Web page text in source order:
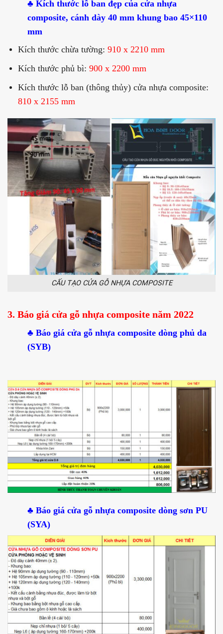
♣ Kích thước lỗ ban đẹp của cửa nhựa
composite, cánh dày 40 mm khung bao 45×110
mm
Kích thước chừa tường: 910 x 2210 mm
Kích thước phủ bì: 900 x 2200 mm
Kích thước lỗ ban (thông thủy) cửa nhựa composite:
810 x 2155 mm
CẤU TẠO CỬA GỖ NHỰA COMPOSITE
3. Báo giá cửa gỗ nhựa composite năm 2022
♣ Báo giá cửa gỗ nhựa composite dòng phủ da
(SYB)
♣ Báo giá cửa gỗ nhựa composite dòng sơn PU
(SYA)